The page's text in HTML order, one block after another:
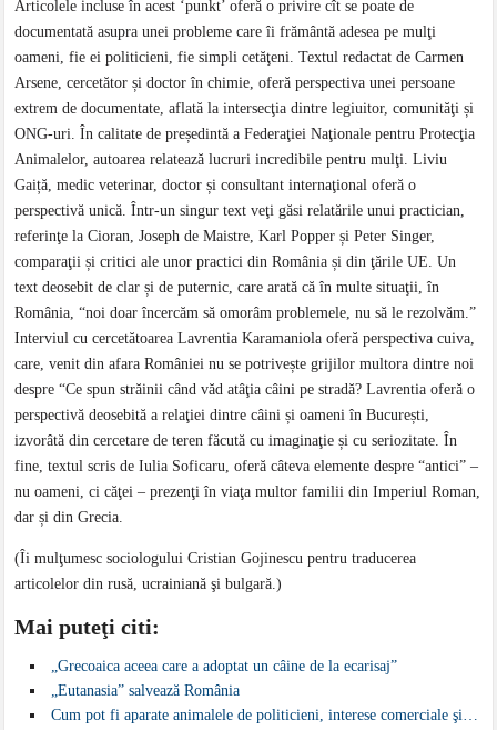
Articolele incluse în acest ‘punkt’ oferă o privire cît se poate de
documentată asupra unei probleme care îi frământă adesea pe mulţi
oameni, fie ei politicieni, fie simpli cetăţeni. Textul redactat de Carmen
Arsene, cercetător și doctor în chimie, oferă perspectiva unei persoane
extrem de documentate, aflată la intersecţia dintre legiuitor, comunităţi și
ONG-uri. În calitate de președintă a Federaţiei Naţionale pentru Protecţia
Animalelor, autoarea relatează lucruri incredibile pentru mulţi. Liviu
Gaiță, medic veterinar, doctor și consultant internaţional oferă o
perspectivă unică. Într-un singur text veţi găsi relatările unui practician,
referinţe la Cioran, Joseph de Maistre, Karl Popper și Peter Singer,
comparaţii și critici ale unor practici din România și din ţările UE. Un
text deosebit de clar și de puternic, care arată că în multe situaţii, în
România, “noi doar încercăm să omorâm problemele, nu să le rezolvăm.”
Interviul cu cercetătoarea Lavrentia Karamaniola oferă perspectiva cuiva,
care, venit din afara României nu se potrivește grijilor multora dintre noi
despre “Ce spun străinii când văd atâţia câini pe stradă? Lavrentia oferă o
perspectivă deosebită a relaţiei dintre câini și oameni în București,
izvorâtă din cercetare de teren făcută cu imaginaţie și cu seriozitate. În
fine, textul scris de Iulia Soficaru, oferă câteva elemente despre “antici” –
nu oameni, ci căţei – prezenţi în viaţa multor familii din Imperiul Roman,
dar și din Grecia.
(Îi mulţumesc sociologului Cristian Gojinescu pentru traducerea
articolelor din rusă, ucrainiană şi bulgară.)
Mai puteţi citi:
„Grecoaica aceea care a adoptat un câine de la ecarisaj”
„Eutanasia” salvează România
Cum pot fi aparate animalele de politicieni, interese comerciale şi…